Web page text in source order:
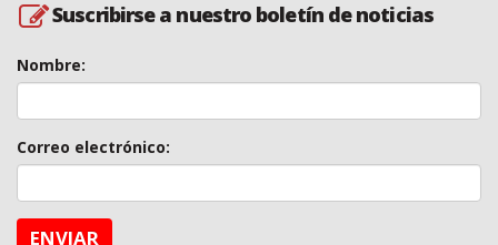
Suscribirse a nuestro boletín de noticias
Nombre:
Correo electrónico:
ENVIAR